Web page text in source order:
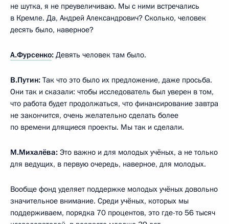
не шутка, я не преувеличиваю. Мы с ними встречались
в Кремле. Да, Андрей Александрович? Сколько, человек
десять было, наверное?
А.Фурсенко: Девять человек там было.
В.Путин: Так что это было их предложение, даже просьба.
Они так и сказали: чтобы исследователь был уверен в том,
что работа будет продолжаться, что финансирование завтра
не закончится, очень желательно сделать более
по времени длящиеся проекты. Мы так и сделали.
М.Михалёва: Это важно и для молодых учёных, а не только
для ведущих, в первую очередь, наверное, для молодых.
Вообще фонд уделяет поддержке молодых учёных довольно
значительное внимание. Среди учёных, которых мы
поддерживаем, порядка 70 процентов, это где-то 56 тысяч